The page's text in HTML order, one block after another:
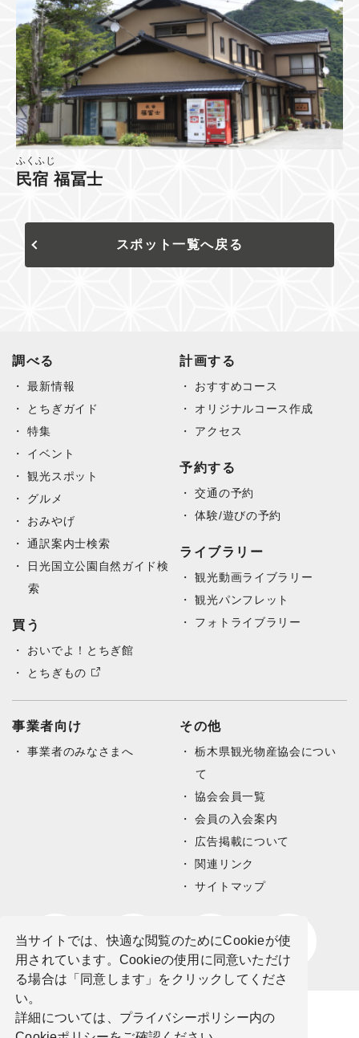
当サイトでは、快適な閲覧のためにCookieが使
用されています。Cookieの使用に同意いただけ
る場合は「同意します」をクリックしてくださ
い。
詳細については、プライバシーポリシー内の
ふくふじ
民宿 福冨士
スポット一覧へ戻る
調べる
最新情報
とちぎガイド
特集
イベント
観光スポット
グルメ
おみやげ
通訳案内士検索
日光国立公園自然ガイド検
索
買う
おいでよ！とちぎ館
とちぎもの
計画する
おすすめコース
オリジナルコース作成
アクセス
予約する
交通の予約
体験/遊びの予約
ライブラリー
観光動画ライブラリー
観光パンフレット
フォトライブラリー
事業者向け
事業者のみなさまへ
その他
栃木県観光物産協会につい
て
協会会員一覧
会員の入会案内
広告掲載について
関連リンク
サイトマップ